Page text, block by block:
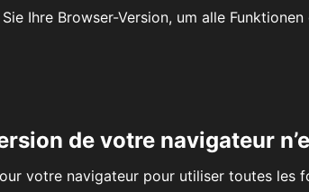
Ihre Browser-Version, um alle
de votre navigateur
votre navigateur pour utiliser toutes les